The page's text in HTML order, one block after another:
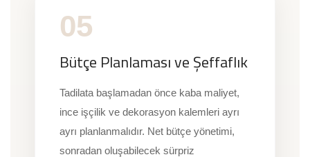
05
Bütçe Planlaması ve Şeffaflık
Tadilata başlamadan önce kaba maliyet,
ince işçilik ve dekorasyon kalemleri ayrı
ayrı planlanmalıdır. Net bütçe yönetimi,
sonradan oluşabilecek sürpriz